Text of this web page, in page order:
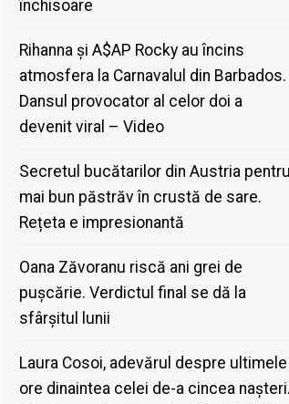
închisoare
Rihanna și A$AP Rocky au încins
atmosfera la Carnavalul din Barbados.
Dansul provocator al celor doi a
devenit viral – Video
Secretul bucătarilor din Austria pentru
mai bun păstrăv în crustă de sare.
Rețeta e impresionantă
Oana Zăvoranu riscă ani grei de
pușcărie. Verdictul final se dă la
sfârșitul lunii
Laura Cosoi, adevărul despre ultimele
ore dinaintea celei de-a cincea nașteri.